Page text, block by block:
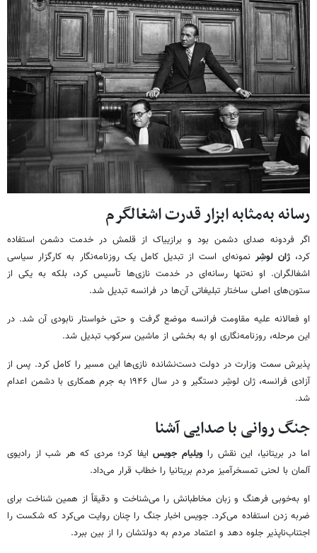
رسانه به‌مثابه ابزار قدرت اشغالگرم
اگر فردونه صدای دشمن بود و برازییاک از قلمش در خدمت دشمن استفاده
کرد،ژان لوشِر نمونه‌ای است از تبدیل کامل یک روزنامه‌نگار به کارگزار سیاسی
اشغالگران. او نه‌تنها رسانه‌ای در خدمت نازی‌ها تأسیس کرد، بلکه به یکی از
ستون‌های اصلی ساختار تبلیغاتی آن‌ها در فرانسه تبدیل شد.
او فعالانه علیه مقاومت فرانسه موضع گرفت و حتی خواستار نابودی آن شد. در
این مرحله، روزنامه‌نگاری او به بخشی از ماشین سرکوب تبدیل شد.
پذیرش سمت وزارت در دولت دست‌نشانده نازی‌ها این مسیر را کامل کرد. پس از
آزادی فرانسه، ژان لوشِر دستگیر و در سال ۱۹۴۶ به جرم همکاری با دشمن اعدام
شد.
جنگ روانی با صدایی آشنا
اما در بریتانیا، این نقش راویلیام جویسایفا کرد؛ مردی که هر شب از رادیوی
آلمان با لحنی تمسخرآمیز مردم بریتانیا را خطاب قرار می‌داد.
او به‌خوبی فرهنگ و زبان مخاطبانش را می‌شناخت و دقیقاً از همین شناخت برای
ضربه زدن استفاده می‌کرد. جویس اخبار جنگ را چنان روایت می‌کرد که شکست را
اجتناب‌ناپذیر جلوه دهد و اعتماد مردم به دولتشان را از بین ببرد.